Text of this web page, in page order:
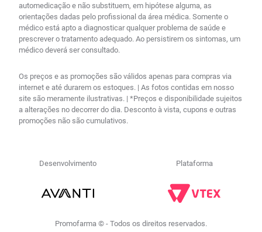
automedicação e não substituem, em hipótese alguma, as
orientações dadas pelo profissional da área médica. Somente o
médico está apto a diagnosticar qualquer problema de saúde e
prescrever o tratamento adequado. Ao persistirem os sintomas, um
médico deverá ser consultado.
Os preços e as promoções são válidos apenas para compras via
internet e até durarem os estoques. | As fotos contidas em nosso
site são meramente ilustrativas. | *Preços e disponibilidade sujeitos
a alterações no decorrer do dia. Desconto à vista, cupons e outras
promoções não são cumulativos.
Desenvolvimento Plataforma
Promofarma © - Todos os direitos reservados.